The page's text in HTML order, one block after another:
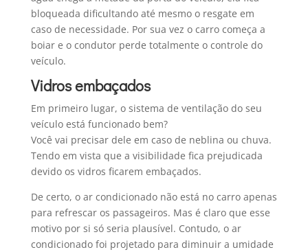
bloqueada dificultando até mesmo o resgate em
caso de necessidade. Por sua vez o carro começa a
boiar e o condutor perde totalmente o controle do
veículo.
Vidros embaçados
Em primeiro lugar, o sistema de ventilação do seu
veículo está funcionado bem?
Você vai precisar dele em caso de neblina ou chuva.
Tendo em vista que a visibilidade fica prejudicada
devido os vidros ficarem embaçados.
De certo, o ar condicionado não está no carro apenas
para refrescar os passageiros. Mas é claro que esse
motivo por si só seria plausível. Contudo, o ar
condicionado foi projetado para diminuir a umidade